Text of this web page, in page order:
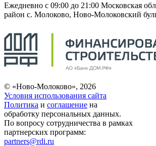
Ежедневно с 09:00 до 21:00 Московская
район с. Молоково, Ново-Молоковский
© «Ново-Молоково», 2026
Условия использования сайта
Политика и соглашение на
обработку персональных данных.
По вопросу сотрудничества в рамках
партнерских программ:
partners@rdi.ru